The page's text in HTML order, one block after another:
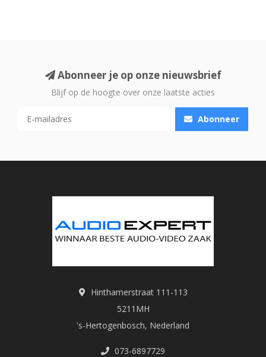
Abonneer je op onze nieuwsbrief
Blijf op de hoogte over onze laatste acties
Abonneer
Hinthamerstraat 111-113
5211MH
's-Hertogenbosch, Nederland
073-6897729